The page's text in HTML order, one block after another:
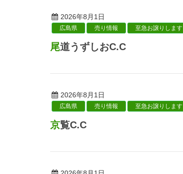
2026年8月1日
広島県 売り情報 至急お譲りします
尾道うずしおC.C
2026年8月1日
広島県 売り情報 至急お譲りします
京覧C.C